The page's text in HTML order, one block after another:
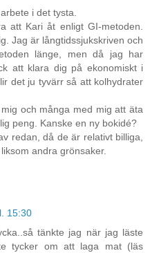
i det tysta.
att Kari åt enligt GI-metoden.
Jag är långtidssjukskriven och
länge, men då jag har
att klara dig på ekonomiskt i
det ju tyvärr så att kolhydrater
och många med mig att äta
peng. Kanske en ny bokidé?
redan, då de är relativt billiga,
andra grönsaker.
15:30
tänkte jag när jag läste
tycker om att laga mat (läs